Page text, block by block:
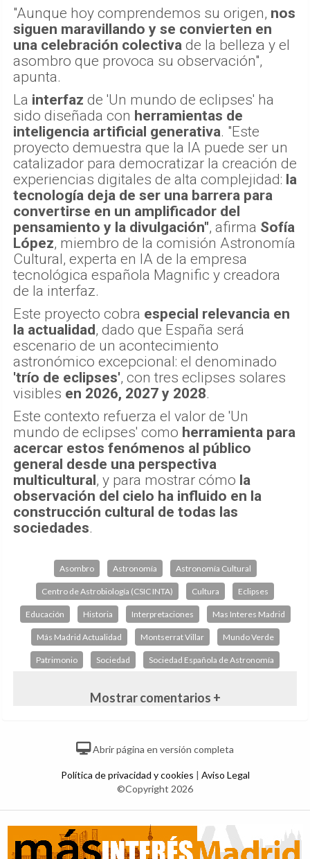
"Aunque hoy comprendemos su origen, nos
siguen maravillando y se convierten en
una celebración colectiva de la belleza y el
asombro que provoca su observación",
apunta.
La interfaz de 'Un mundo de eclipses' ha
sido diseñada con herramientas de
inteligencia artificial generativa. "Este
proyecto demuestra que la IA puede ser un
catalizador para democratizar la creación de
experiencias digitales de alta complejidad: la
tecnología deja de ser una barrera para
convertirse en un amplificador del
pensamiento y la divulgación", afirma Sofía
López, miembro de la comisión Astronomía
Cultural, experta en IA de la empresa
tecnológica española Magnific y creadora
de la interfaz.
Este proyecto cobra especial relevancia en
la actualidad, dado que España será
escenario de un acontecimiento
astronómico excepcional: el denominado
'trío de eclipses', con tres eclipses solares
visibles en 2026, 2027 y 2028.
Este contexto refuerza el valor de 'Un
mundo de eclipses' como herramienta para
acercar estos fenómenos al público
general desde una perspectiva
multicultural, y para mostrar cómo la
observación del cielo ha influido en la
construcción cultural de todas las
sociedades.
Asombro Astronomía Astronomía Cultural
Centro de Astrobiología (CSIC INTA) Cultura Eclipses
Educación Historia Interpretaciones Mas Interes Madrid
Más Madrid Actualidad Montserrat Villar Mundo Verde
Patrimonio Sociedad Sociedad Española de Astronomía
Mostrar comentarios +
Abrir página en versión completa
Política de privacidad y cookies | Aviso Legal
©Copyright 2026